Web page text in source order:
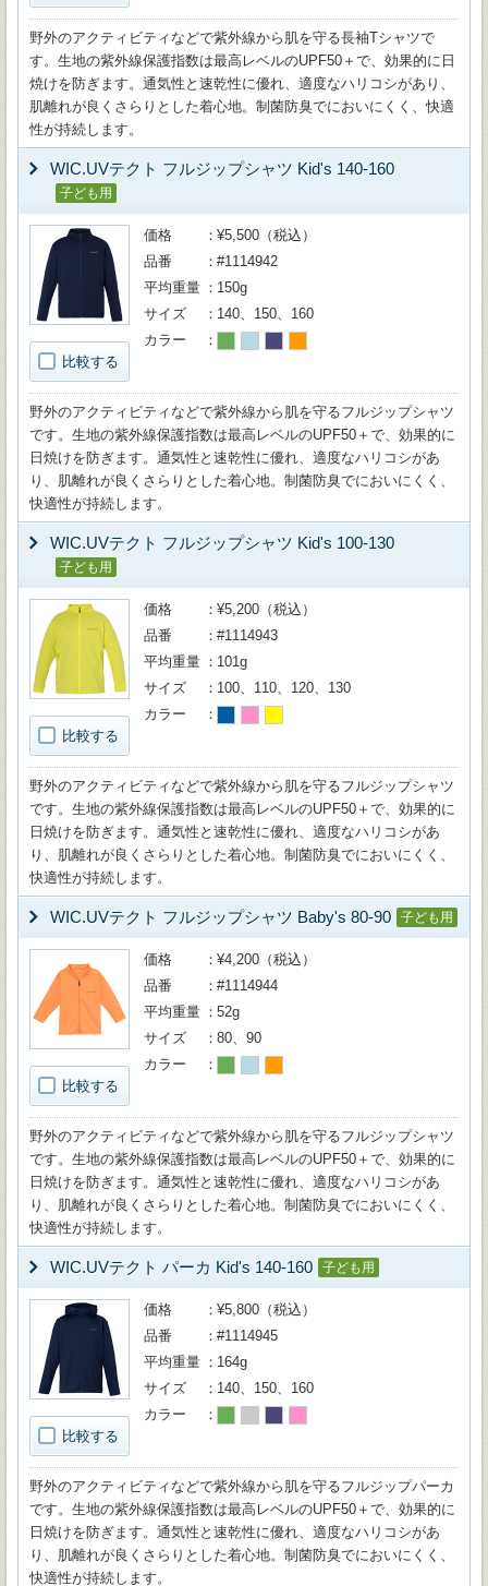
野外のアクティビティなどで紫外線から肌を守る長袖Tシャツで
す。生地の紫外線保護指数は最高レベルのUPF50＋で、効果的に日
焼けを防ぎます。通気性と速乾性に優れ、適度なハリコシがあり、
肌離れが良くさらりとした着心地。制菌防臭でにおいにくく、快適
性が持続します。
WIC.UVテクト フルジップシャツ Kid's 140-160
子ども用
比較する
価格
¥5,500（税込）
品番
#1114942
平均重量
150g
サイズ
140、150、160
カラー
野外のアクティビティなどで紫外線から肌を守るフルジップシャツ
です。生地の紫外線保護指数は最高レベルのUPF50＋で、効果的に
日焼けを防ぎます。通気性と速乾性に優れ、適度なハリコシがあ
り、肌離れが良くさらりとした着心地。制菌防臭でにおいにくく、
快適性が持続します。
WIC.UVテクト フルジップシャツ Kid's 100-130
子ども用
比較する
価格
¥5,200（税込）
品番
#1114943
平均重量
101g
サイズ
100、110、120、130
カラー
野外のアクティビティなどで紫外線から肌を守るフルジップシャツ
です。生地の紫外線保護指数は最高レベルのUPF50＋で、効果的に
日焼けを防ぎます。通気性と速乾性に優れ、適度なハリコシがあ
り、肌離れが良くさらりとした着心地。制菌防臭でにおいにくく、
快適性が持続します。
WIC.UVテクト フルジップシャツ Baby's 80-90 子ども用
比較する
価格
¥4,200（税込）
品番
#1114944
平均重量
52g
サイズ
80、90
カラー
野外のアクティビティなどで紫外線から肌を守るフルジップシャツ
です。生地の紫外線保護指数は最高レベルのUPF50＋で、効果的に
日焼けを防ぎます。通気性と速乾性に優れ、適度なハリコシがあ
り、肌離れが良くさらりとした着心地。制菌防臭でにおいにくく、
快適性が持続します。
WIC.UVテクト パーカ Kid's 140-160 子ども用
比較する
価格
¥5,800（税込）
品番
#1114945
平均重量
164g
サイズ
140、150、160
カラー
野外のアクティビティなどで紫外線から肌を守るフルジップパーカ
です。生地の紫外線保護指数は最高レベルのUPF50＋で、効果的に
日焼けを防ぎます。通気性と速乾性に優れ、適度なハリコシがあ
り、肌離れが良くさらりとした着心地。制菌防臭でにおいにくく、
快適性が持続します。